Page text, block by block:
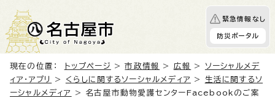
緊急情報なし
防災ポータル
現在の位置： トップページ >市政情報 > 広報 > ソーシャルメデ
ィア・アプリ
> くらしに関するソーシャルメディア > 生活に関するソ
ーシャルメディア
> 名古屋市動物愛護センターFacebookのご案